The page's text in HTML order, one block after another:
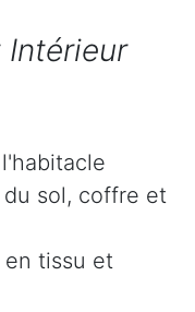
Intérieur
du sol, coffre et
en tissu et